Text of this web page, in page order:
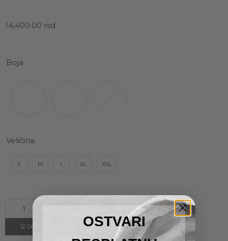
14,400.00 rsd
Boja
Veličina
S M L XL XXL
DODAJ U KORPU
OSTVARI